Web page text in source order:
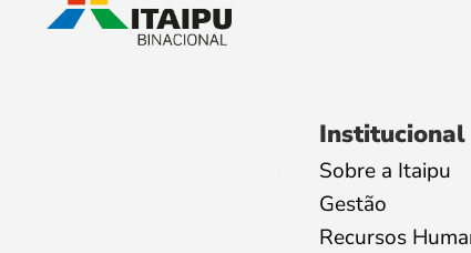
Institucional
Sobre a Itaipu
Gestão
Recursos